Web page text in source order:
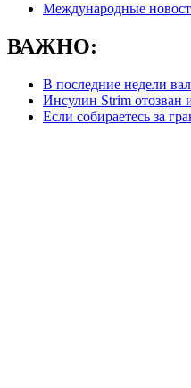
Международные
ВАЖНО:
В последние недели
Инсулин Strim отозван
Если собираетесь за